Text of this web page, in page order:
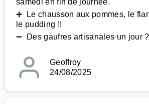
samedi en fin de journée.
➕ Le chausson aux pommes, le
le pudding !!
➖ Des gaufres artisanales un jour ?
Geoffroy
24/08/2025